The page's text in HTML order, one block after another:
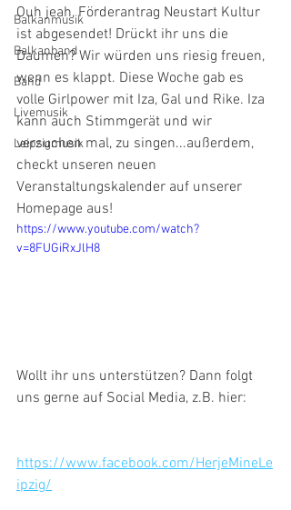
Balkanmusik
Balkanband
Band
Livemusik
Leipzigmusik
Ouh jeah, Förderantrag Neustart Kultur
ist abgesendet! Drückt ihr uns die
Daumen? Wir würden uns riesig freuen,
wenn es klappt. Diese Woche gab es
volle Girlpower mit Iza, Gal und Rike. Iza
kann auch Stimmgerät und wir
versuchen mal, zu singen...außerdem,
checkt unseren neuen
Veranstaltungskalender auf unserer
Homepage aus!
https://www.youtube.com/watch?
v=8FUGiRxJlH8
Wollt ihr uns unterstützen? Dann folgt
uns gerne auf Social Media, z.B. hier:
https://www.facebook.com/HerjeMineLe
ipzig/